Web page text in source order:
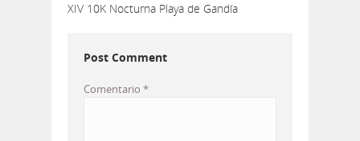
XIV 10K Nocturna Playa de Gandía
Post Comment
Comentario *